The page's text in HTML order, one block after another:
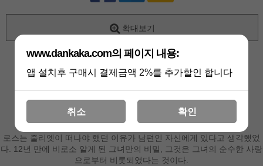
확대보기
12년 만에 비로소 알게 된 그녀만의 비밀……
로스는 줄리엣이 떠나야 했던 이유가 남편인 자신에게 있다고 생각했었
다. 12년 만에 비로소 알게 된 그녀만의 비밀, 그것은 그녀의 순수한 사랑
으로부터 비롯되었다는 것이다.
www.dankaka.com의 페이지 내용:
앱 설치후 구매시 결제금액 2%를 추가할인 합니다
취소 확인